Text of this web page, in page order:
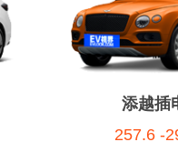
添越插
257.6 -